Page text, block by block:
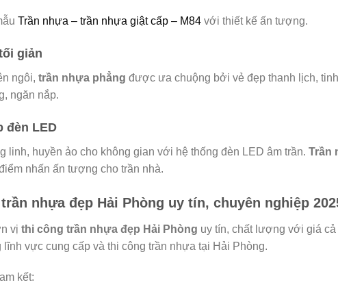
Trần nhựa – trần nhựa giật cấp – M84 với thiết kế ấn tượng.
giản
ngôi, trần nhựa phẳng được ưa chuộng bởi vẻ đẹp thanh lịch,
ngăn nắp.
đèn LED
linh, huyền ảo cho không gian với hệ thống đèn LED âm trần. Trần
nhấn ấn tượng cho trần nhà.
nhựa đẹp Hải Phòng uy tín, chuyên nghiệp
vị thi công trần nhựa đẹp Hải Phòng uy tín, chất lượng với giá
vực cung cấp và thi công trần nhựa tại Hải Phòng.
kết: